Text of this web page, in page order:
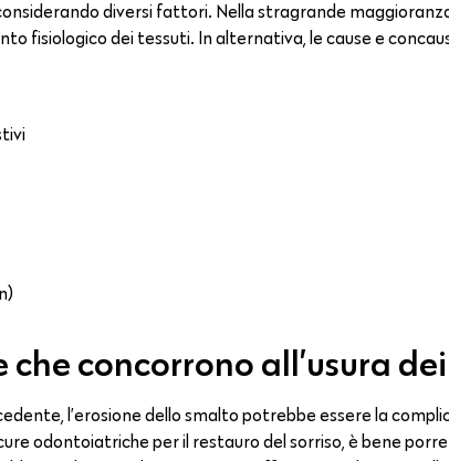
diversi fattori. Nella stragrande
fisiologico dei tessuti. In alternativa, le cause e
concorrono all’usura
l’erosione dello smalto potrebbe essere la
odontoiatriche per il restauro del sorriso, è bene